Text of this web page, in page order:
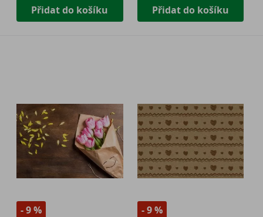
Přidat do košíku Přidat do košíku
- 9 % - 9 %